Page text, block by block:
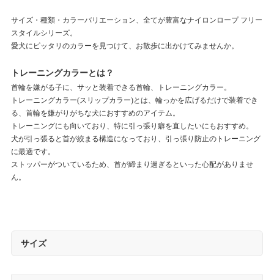
サイズ・種類・カラーバリエーション、全てが豊富なナイロンロープ フリー
スタイルシリーズ。
愛犬にピッタリのカラーを見つけて、お散歩に出かけてみませんか。
トレーニングカラーとは？
首輪を嫌がる子に、サッと装着できる首輪、トレーニングカラー。
トレーニングカラー(スリップカラー)とは、輪っかを広げるだけで装着でき
る、首輪を嫌がりがちな犬におすすめのアイテム。
トレーニングにも向いており、特に引っ張り癖を直したいにもおすすめ。
犬が引っ張ると首が絞まる構造になっており、引っ張り防止のトレーニング
に最適です。
ストッパーがついているため、首が締まり過ぎるといった心配がありませ
ん。
サイズ